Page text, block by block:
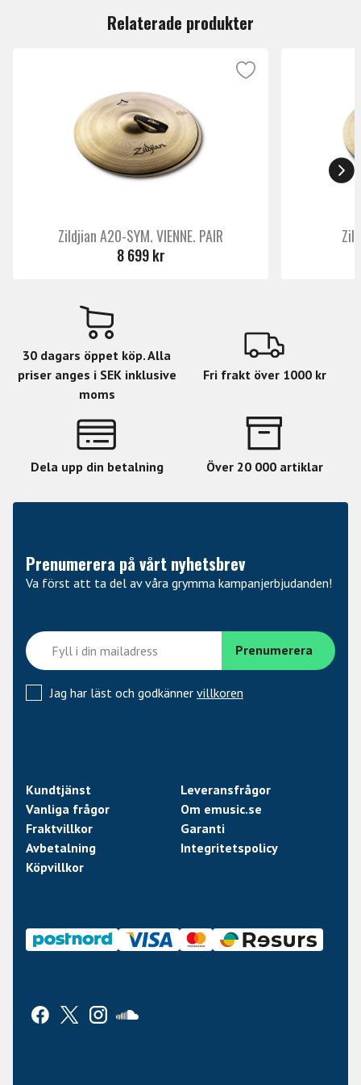
Relaterade produkter
Zildjian A20-SYM. VIENNE. PAIR
8 699 kr
30 dagars öppet köp. Alla
priser anges i SEK inklusive
moms
Fri frakt över 1000 kr
Dela upp din betalning Över 20 000 artiklar
Prenumerera på vårt nyhetsbrev
Va först att ta del av våra grymma kampanjerbjudanden!
Jag har läst och godkänner villkoren
Kundtjänst
Leveransfrågor
Vanliga frågor
Om emusic.se
Fraktvillkor
Garanti
Avbetalning
Integritetspolicy
Köpvillkor